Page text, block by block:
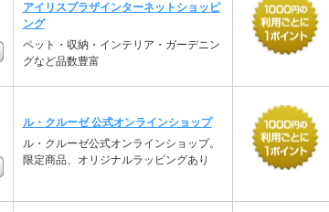
アイリスプラザインターネットショッピ
ング
ペット・収納・インテリア・ガーデニン
グなど品数豊富
ル・クルーゼ 公式オンラインショップ
ル・クルーゼ公式オンラインショップ。
限定商品、オリジナルラッピングあり